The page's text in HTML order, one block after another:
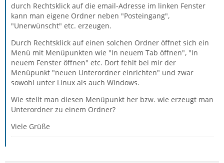
durch Rechtsklick auf die email-Adresse im linken Fenster
kann man eigene Ordner neben "Posteingang",
"Unerwünscht" etc. erzeugen.
Durch Rechtsklick auf einen solchen Ordner öffnet sich ein
Menü mit Menüpunkten wie "In neuem Tab öffnen", "In
neuem Fenster öffnen" etc. Dort fehlt bei mir der
Menüpunkt "neuen Unterordner einrichten" und zwar
sowohl unter Linux als auch Windows.
Wie stellt man diesen Menüpunkt her bzw. wie erzeugt man
Unterordner zu einem Ordner?
Viele Grüße